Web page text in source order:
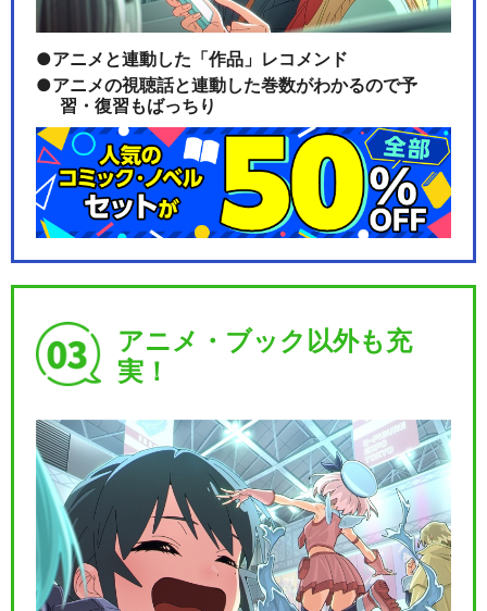
アニメと連動した「作品」レコメンド
アニメの視聴話と連動した巻数がわかるので予
習・復習もばっちり
アニメ・ブック以外も充
実！